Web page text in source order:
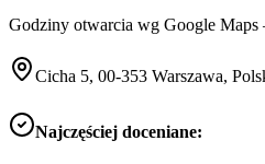
Godziny otwarcia wg Google
Cicha 5, 00-353 Warszawa,
Najczęściej doceniane: